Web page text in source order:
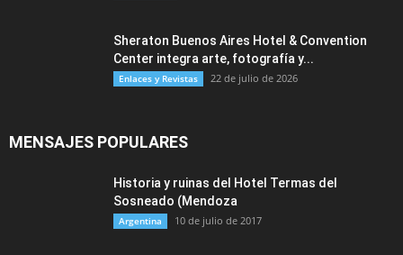
Sheraton Buenos Aires Hotel & Convention
Center integra arte, fotografía y...
Enlaces y Revistas 22 de julio de 2026
MENSAJES POPULARES
Historia y ruinas del Hotel Termas del
Sosneado (Mendoza
Argentina 10 de julio de 2017